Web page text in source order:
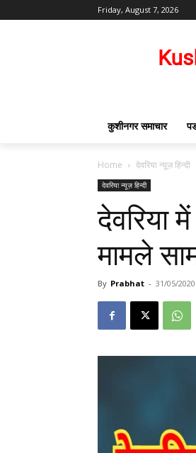
Friday, August 7, 2026
कुशीनगर समाचार
Home देवरिया न्यूज़ हिन्दी
देवरिया न्यूज़ हिन्दी
देवरिया
मामले
By Prabhat - 31/05/2020